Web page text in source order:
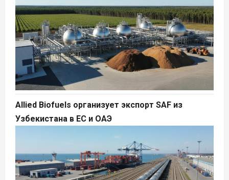
Allied Biofuels организует экспорт SAF из
Узбекистана в ЕС и ОАЭ